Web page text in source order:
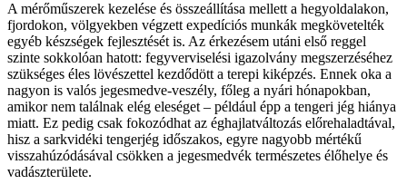
A mérőműszerek kezelése és összeállítása mellett a hegyoldalakon,
fjordokon, völgyekben végzett expedíciós munkák megkövetelték
egyéb készségek fejlesztését is. Az érkezésem utáni első reggel
szinte sokkolóan hatott: fegyverviselési igazolvány megszerzéséhez
szükséges éles lövészettel kezdődött a terepi kiképzés. Ennek oka a
nagyon is valós jegesmedve-veszély, főleg a nyári hónapokban,
amikor nem találnak elég eleséget – például épp a tengeri jég hiánya
miatt. Ez pedig csak fokozódhat az éghajlatváltozás előrehaladtával,
hisz a sarkvidéki tengerjég időszakos, egyre nagyobb mértékű
visszahúzódásával csökken a jegesmedvék természetes élőhelye és
vadászterülete.